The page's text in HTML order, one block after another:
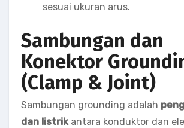
sesuai ukuran arus.
Sambungan dan
Konektor
(Clamp & Joint)
Sambungan grounding adalah
dan listrikantara konduktor dan